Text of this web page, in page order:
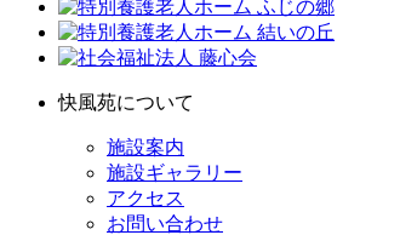
快風苑について
施設案内
施設ギャラリー
アクセス
お問い合わせ